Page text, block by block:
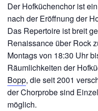
Der Hofküchenchor ist
nach der Eröffnung der
Das Repertoire ist breit
Renaissance über Rock
Montags von 18:30 Uhr
Räumlichkeiten der
Bopp, die seit 2001
der Chorprobe sind
möglich.